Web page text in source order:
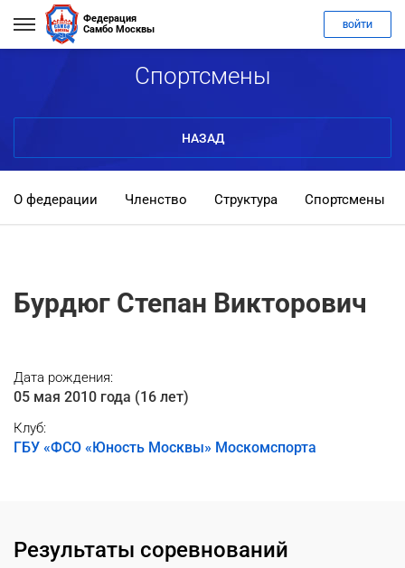
Федерация
Самбо Москвы
ВОЙТИ
Спортсмены
НАЗАД
О федерации Членство Структура Спортсмены
Бурдюг Степан Викторович
Дата рождения:
05 мая 2010 года (16 лет)
Клуб:
ГБУ «ФСО «Юность Москвы» Москомспорта
Результаты соревнований